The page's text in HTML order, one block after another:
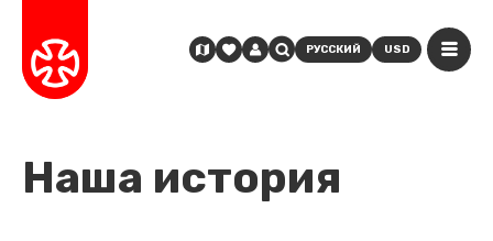
РУССКИЙ USD
Наша история